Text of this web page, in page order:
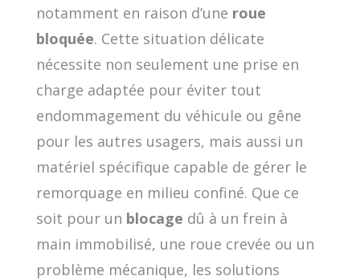
notamment en raison d’une roue
bloquée. Cette situation délicate
nécessite non seulement une prise en
charge adaptée pour éviter tout
endommagement du véhicule ou gêne
pour les autres usagers, mais aussi un
matériel spécifique capable de gérer le
remorquage en milieu confiné. Que ce
soit pour un blocage dû à un frein à
main immobilisé, une roue crevée ou un
problème mécanique, les solutions